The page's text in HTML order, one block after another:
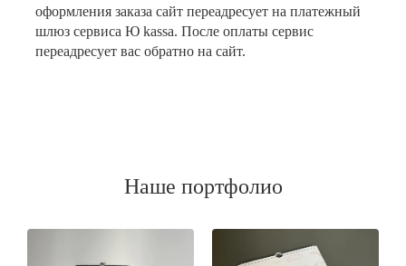
оформления заказа сайт переадресует на платежный
шлюз сервиса Ю kassa. После оплаты сервис
переадресует вас обратно на сайт.
Наше портфолио